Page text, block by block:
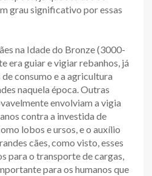
grau significativo por essas
na Idade do Bronze (3000-
era guiar e vigiar rebanhos, já
consumo e a agricultura
naquela época. Outras
envolviam a vigia
contra a investida de
lobos e ursos, e o auxílio
cães, como visto, esses
para o transporte de cargas,
para os humanos que